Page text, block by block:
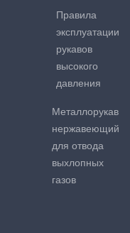
Правила
эксплуатации
рукавов
высокого
давления
Металлорукав
нержавеющий
для отвода
выхлопных
газов